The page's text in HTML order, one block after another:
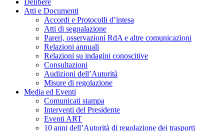
Delibere
Atti e Documenti
Accordi e Protocolli d’intesa
Atti di segnalazione
Pareri, osservazioni RdA e altre comunicazioni
Relazioni annuali
Relazioni su indagini conoscitive
Consultazioni
Audizioni dell’Autorità
Misure di regolazione
Media ed Eventi
Comunicati stampa
Interventi del Presidente
Eventi ART
10 anni dell’Autorità di regolazione dei trasporti